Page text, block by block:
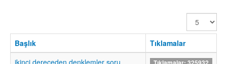
Sayısı
Başlık
Tıklamalar
ikinci dereceden denklemler soru